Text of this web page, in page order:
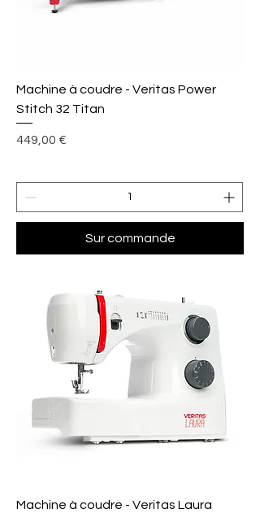
Machine à coudre - Veritas Power
Stitch 32 Titan
Prix
449,00 €
Sur commande
Machine à coudre - Veritas Laura